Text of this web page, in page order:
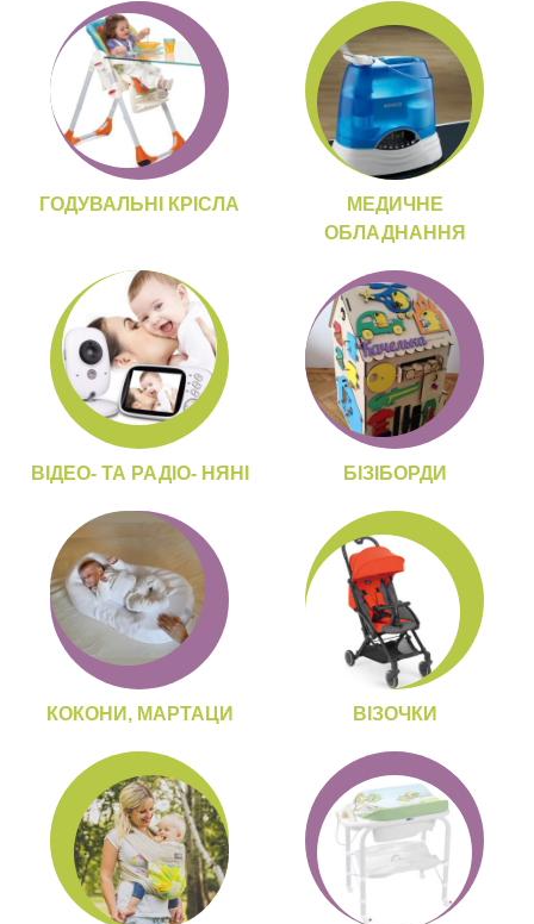
ГОДУВАЛЬНІ КРІСЛА
МЕДИЧНЕ
ОБЛАДНАННЯ
ВІДЕО- ТА РАДІО- НЯНІ БІЗІБОРДИ
КОКОНИ, МАРТАЦИ ВІЗОЧКИ